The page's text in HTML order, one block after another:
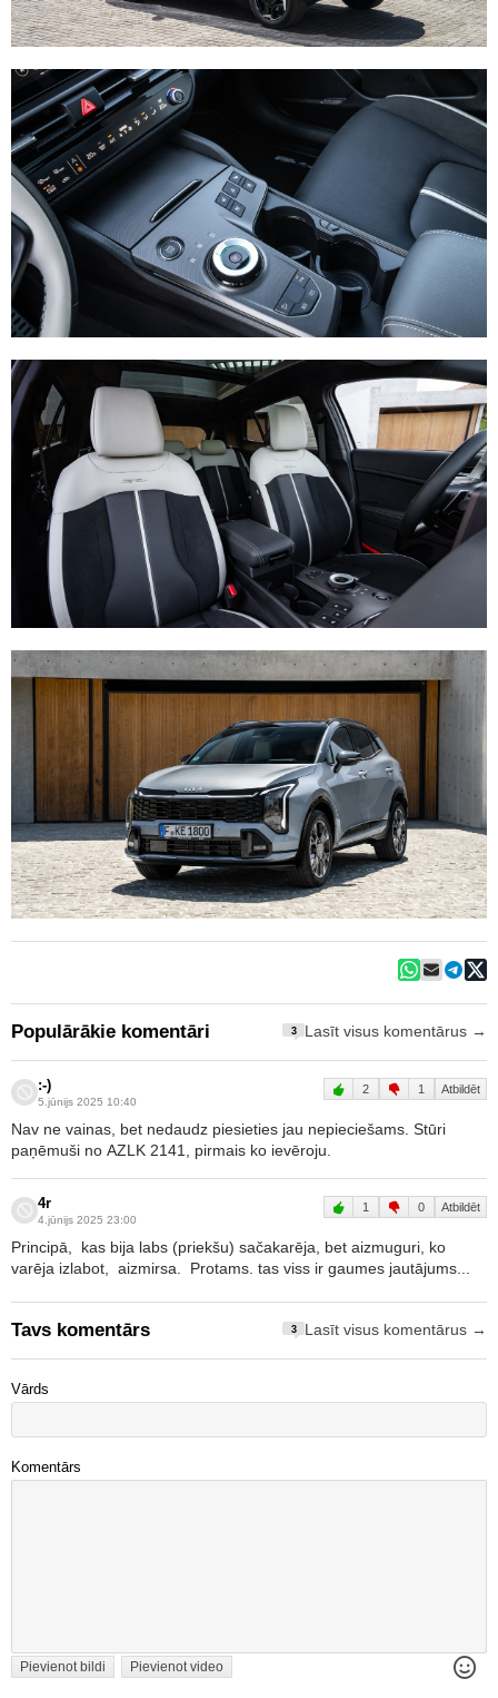
Populārākie komentāri 3 Lasīt visus komentārus →
:-)
5.jūnijs 2025 10:40
2 1 Atbildēt
Nav ne vainas, bet nedaudz piesieties jau nepieciešams. Stūri
paņēmuši no AZLK 2141, pirmais ko ievēroju.
4r
4.jūnijs 2025 23:00
1 0 Atbildēt
Principā, kas bija labs (priekšu) sačakarēja, bet aizmuguri, ko
varēja izlabot, aizmirsa. Protams. tas viss ir gaumes jautājums...
Tavs komentārs 3 Lasīt visus komentārus →
Vārds
Komentārs
Pievienot bildi Pievienot video